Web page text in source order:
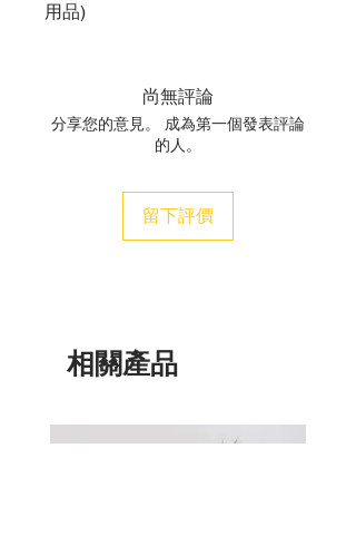
用品)
尚無評論
分享您的意見。 成為第一個發表評論
的人。
留下評價
相關產品